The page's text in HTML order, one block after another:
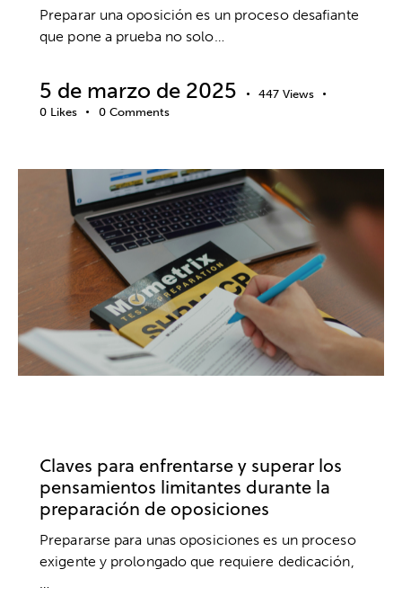
Preparar una oposición es un proceso desafiante
que pone a prueba no solo…
5 de marzo de 2025 447 Views
0 Likes 0 Comments
Claves para enfrentarse y superar los
pensamientos limitantes durante la
preparación de oposiciones
Prepararse para unas oposiciones es un proceso
exigente y prolongado que requiere dedicación,
…